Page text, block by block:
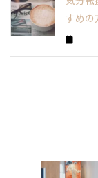
すめの